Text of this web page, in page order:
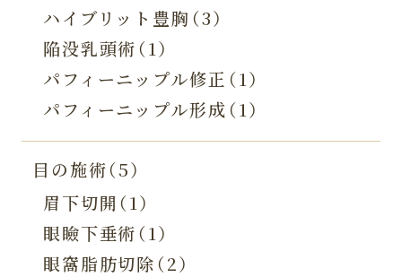
ハイブリット豊胸（3）
陥没乳頭術（1）
パフィーニップル修正（1）
パフィーニップル形成（1）
目の施術（5）
眉下切開（1）
眼瞼下垂術（1）
眼窩脂肪切除（2）